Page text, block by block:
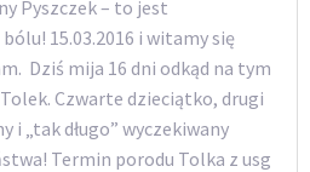
Pyszczek – to jest
15.03.2016 i witamy się
Dziś mija 16 dni odkąd na tym
Czwarte dzieciątko, drugi
i „tak długo” wyczekiwany
Termin porodu Tolka z usg